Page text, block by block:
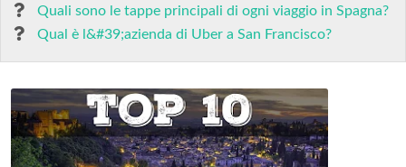
Quali sono le tappe principali di ogni viaggio in Spagna?
Qual è l&#39;azienda di Uber a San Francisco?